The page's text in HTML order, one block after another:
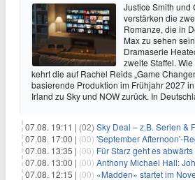
Justice Smith und
verstärken die
Romanze, die in
Max zu sehen
Dramaserie
zweite Staffel.
kehrt die auf Rachel Reids „Game
basierende Produktion im Frühjahr 2027
Irland zu Sky und NOW zurück. In
07.08. 19:11 | (02) Sky Deal – z.B. Serien & Filme,
07.08. 17:00 | (00) 'September Afternoon'-Regisseur liebt
07.08. 13:35 | (00) Für Starz geht es abwärts
07.08. 13:00 | (00) Anthony Michael Hall: John Hughes sprach
07.08. 12:15 | (00) «Madden» startet im